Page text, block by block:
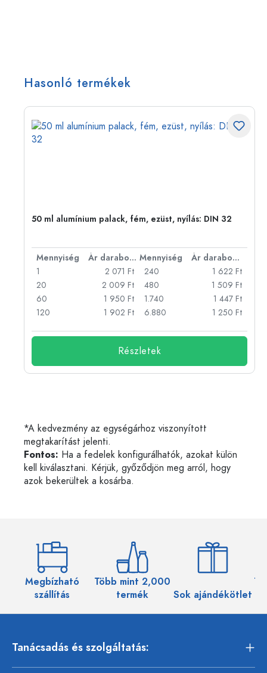
Hasonló termékek
50 ml alumínium palack, fém, ezüst, nyílás: DIN 32
Mennyiség Ár darabonként Mennyiség
Ár darabonként
1
2 071 Ft
20
2 009 Ft
60
1 950 Ft
120
1 902 Ft
240
1 622 Ft
480
1 509 Ft
1.740
1 447 Ft
6.880
1 250 Ft
Részletek
*A kedvezmény az egységárhoz viszonyított
megtakarítást jelenti.
Fontos: Ha a fedelek konfigurálhatók, azokat külön
kell kiválasztani. Kérjük, győződjön meg arról, hogy
azok bekerültek a kosárba.
Megbízható
szállítás
Több mint 2,000
termék
Sok ajándékötlet
Tanácsadás és szolgáltatás: